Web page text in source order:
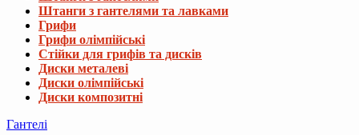
Штанги з гантелями та лавками
Грифи
Грифи олімпійські
Стійки для грифів та дисків
Диски металеві
Диски олімпійські
Диски композитні
Гантелі